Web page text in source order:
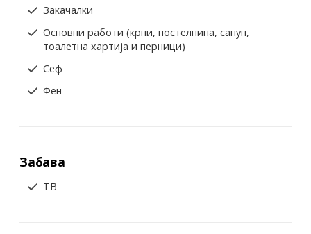
Закачалки
Основни работи (крпи, постелнина, сапун,
тоалетна хартија и перници)
Сеф
Фен
Забава
ТВ